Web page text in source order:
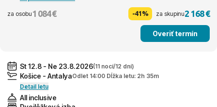
za osobu 1 084 € -41% za skupinu2 168 €
Overiť termín
St 12.8 - Ne 23.8.2026(11 nocí/12 dní)
Košice - AntalyaOdlet 14:00 Dĺžka letu: 2h 35m
Detail letu
All inclusive